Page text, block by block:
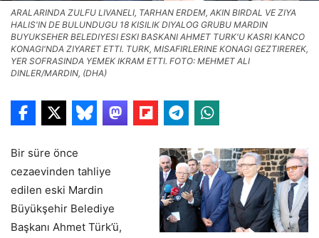
ARALARINDA ZULFU LIVANELI, TARHAN ERDEM, AKIN BIRDAL VE ZIYA
HALIS'IN DE BULUNDUGU 18 KISILIK DIYALOG GRUBU MARDIN
BUYUKSEHER BELEDIYESI ESKI BASKANI AHMET TURK'U KASRI KANCO
KONAGI'NDA ZIYARET ETTI. TURK, MISAFIRLERINE KONAGI GEZTIREREK,
YER SOFRASINDA YEMEK IKRAM ETTI. FOTO: MEHMET ALI
DINLER/MARDIN, (DHA)
Bir süre önce
cezaevinden tahliye
edilen eski Mardin
Büyükşehir Belediye
Başkanı Ahmet Türk’ü,